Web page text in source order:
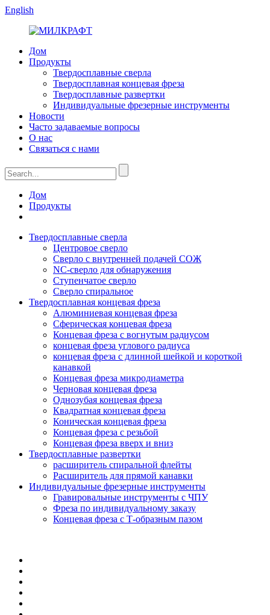
English
Дом
Продукты
Твердосплавные сверла
Твердосплавная концевая фреза
Твердосплавные развертки
Индивидуальные фрезерные инструменты
Новости
Часто задаваемые вопросы
О нас
Связаться с нами
Дом
Продукты
Твердосплавные сверла
Центровое сверло
Сверло с внутренней подачей СОЖ
NC-сверло для обнаружения
Ступенчатое сверло
Сверло спиральное
Твердосплавная концевая фреза
Алюминиевая концевая фреза
Сферическая концевая фреза
Концевая фреза с вогнутым радиусом
концевая фреза углового радиуса
концевая фреза с длинной шейкой и короткой
канавкой
Концевая фреза микродиаметра
Черновая концевая фреза
Однозубая концевая фреза
Квадратная концевая фреза
Коническая концевая фреза
Концевая фреза с резьбой
Концевая фреза вверх и вниз
Твердосплавные развертки
расширитель спиральной флейты
Расширитель для прямой канавки
Индивидуальные фрезерные инструменты
Гравировальные инструменты с ЧПУ
Фреза по индивидуальному заказу
Концевая фреза с Т-образным пазом